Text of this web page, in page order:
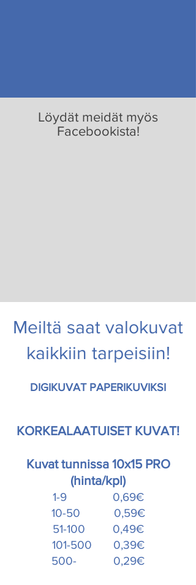
Löydät meidät myös
Facebookista!
Meiltä saat valokuvat
kaikkiin tarpeisiin!
DIGIKUVAT PAPERIKUVIKSI
KORKEALAATUISET KUVAT!
Kuvat tunnissa 10x15 PRO
(hinta/kpl)
1-9 0,69€
10-50 0,59€
51-100 0,49€
101-500 0,39€
500- 0,29€